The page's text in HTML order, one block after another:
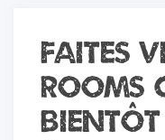
Faites
rooms
bientôt